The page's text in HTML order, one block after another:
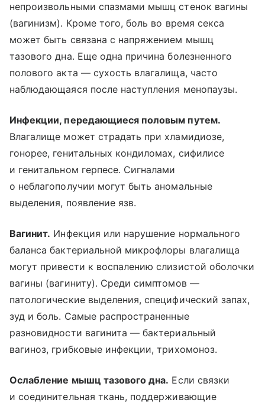
непроизвольными спазмами мышц стенок вагины
(вагинизм). Кроме того, боль во время секса
может быть связана с напряжением мышц
тазового дна. Еще одна причина болезненного
полового акта — сухость влагалища, часто
наблюдающаяся после наступления менопаузы.
Инфекции, передающиеся половым путем.
Влагалище может страдать при хламидиозе,
гонорее, генитальных кондиломах, сифилисе
и генитальном герпесе. Сигналами
о неблагополучии могут быть аномальные
выделения, появление язв.
Вагинит. Инфекция или нарушение нормального
баланса бактериальной микрофлоры влагалища
могут привести к воспалению слизистой оболочки
вагины (вагиниту). Среди симптомов —
патологические выделения, специфический запах,
зуд и боль. Самые распространенные
разновидности вагинита — бактериальный
вагиноз, грибковые инфекции, трихомоноз.
Ослабление мышц тазового дна. Если связки
и соединительная ткань, поддерживающие